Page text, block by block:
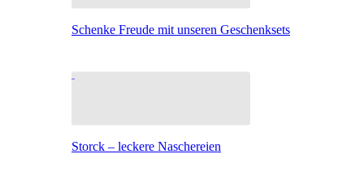
Schenke Freude mit unseren Geschenksets
Storck – leckere Naschereien